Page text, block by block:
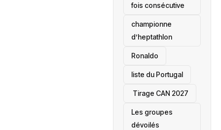
fois consécutive
championne
d’heptathlon
Ronaldo
liste du Portugal
‎ Tirage CAN 2027
Les groupes
dévoilés